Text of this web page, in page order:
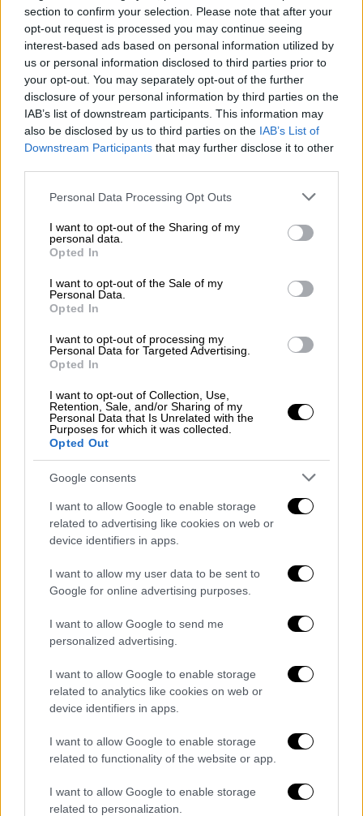
section to confirm your selection. Please note that after your
opt-out request is processed you may continue seeing
interest-based ads based on personal information utilized by
us or personal information disclosed to third parties prior to
your opt-out. You may separately opt-out of the further
disclosure of your personal information by third parties on the
IAB’s list of downstream participants. This information may
also be disclosed by us to third parties on the IAB’s List of
Downstream Participants that may further disclose it to other
Please note that this website/app uses one or more Google
not limited to your visit or usage behaviour. You may click to
grant or deny consent to Google and its third-party tags to
use your data for below specified purposes in below Google
consent section.
Personal Data Processing Opt Outs
I want to opt-out of the Sharing of my
personal data.
Opted In
I want to opt-out of the Sale of my
Personal Data.
Opted In
I want to opt-out of processing my
Personal Data for Targeted Advertising.
Opted In
I want to opt-out of Collection, Use,
Retention, Sale, and/or Sharing of my
Personal Data that Is Unrelated with the
Purposes for which it was collected.
Opted Out
Google consents
I want to allow Google to enable storage
related to advertising like cookies on web or
device identifiers in apps.
I want to allow my user data to be sent to
Google for online advertising purposes.
I want to allow Google to send me
personalized advertising.
I want to allow Google to enable storage
related to analytics like cookies on web or
device identifiers in apps.
I want to allow Google to enable storage
related to functionality of the website or app.
I want to allow Google to enable storage
related to personalization.
τελειώσει όλο αυτόθα ανοίξει το στόμα
της,ενώ καταφέρθηκε και εναντίον
συναδέλφων της.
«Ντροπή και στους συναδέλφους. Μας
πάτησαν για 600 ευρώ.Ιούδες, για τη
δουλειά σας. Να μη μιλάω; Θα μιλάω… Το
απόρρητο με έβαλαν και υπέγραψα. Γελάς;»
είπε και έκανε κίνηση να πάει προς το μέρος
συναδέλφου της που της απάντησε, με τον
αστυνομικό να τη συγκρατεί και να της λέει:
«Κυρία μου, ηρεμήστε, σας παρακαλώ», την
ώρα που οι παρευρισκόμενοι της έλεγαν
Η πρώην εργαζόμενη συνέχισε λέγοντας:
συνέχεια ανέφερε: «Ένα θα σας πω… Τα
ψέματα που έλεγαν στους συγγενείς. Με
βάζανε και έλεγα ότι τα αυγά, τα δώσανε, τα
κεράσανε και αυτοί τα έπαιρναν σπίτι τους.
Όλοι είστε χειρότεροι. Δεν θα γίνουμε
Πόντιοι Πιλάτοι. Ρεμάλια, θηρία. Με
βγάζατε και τρελή ε;».
ΔΙΑΒΑΣΤΕ ΕΠΙΣΗΣ
Γηροκομείο – κολαστήριο στα Χανιά:
Προφυλακιστέοι 4 από τους
κατηγορούμενους – «Όλα είναι
προϊόν σκευωρίας, λέει η
ιδιοκτήτρια»
Ελλάδα|12.02.2022 22:52
Γηροκομείο στα Χανιά: Οι απολογίες
των 7 και νέες καταγγελίες-
άδεια